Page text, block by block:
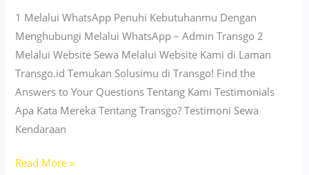
1 Melalui WhatsApp Penuhi Kebutuhanmu Dengan
Menghubungi Melalui WhatsApp – Admin Transgo 2
Melalui Website Sewa Melalui Website Kami di Laman
Transgo.id Temukan Solusimu di Transgo! Find the
Answers to Your Questions Tentang Kami Testimonials
Apa Kata Mereka Tentang Transgo? Testimoni Sewa
Kendaraan
Sewa
Read More »